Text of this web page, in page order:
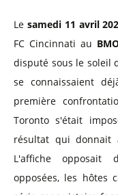
Le samedi 11 avril
FC Cincinnati au
disputé sous le soleil
se connaissaient
première
Toronto s'était
résultat qui donnait
L'affiche opposait
opposées, les hôtes